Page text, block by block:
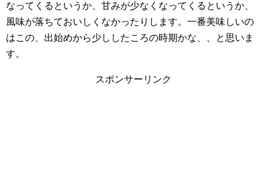
なってくるというか、甘みが少なくなってくるというか、
風味が落ちておいしくなかったりします。一番美味しいの
はこの、出始めから少ししたころの時期かな、、と思いま
す。
スポンサーリンク